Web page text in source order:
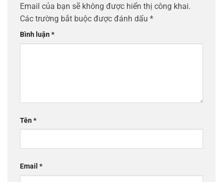
Email của bạn sẽ không được hiển thị công khai.
Các trường bắt buộc được đánh dấu *
Bình luận*
Tên*
Email *